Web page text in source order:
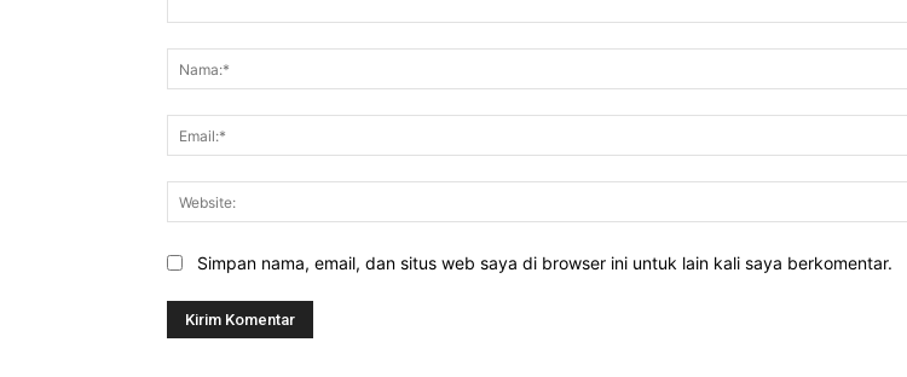
Simpan nama, email, dan situs web saya di browser ini untuk lain kali saya berkomentar.